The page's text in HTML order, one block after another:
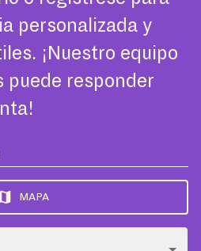
personalizada y
¡Nuestro equipo
puede responder
MAPA